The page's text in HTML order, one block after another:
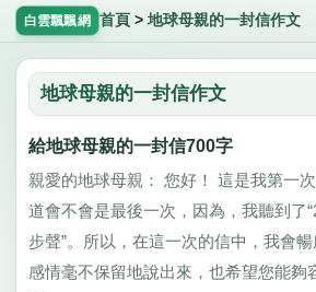
白雲飄飄網 首頁 > 地球母親的一封信作文
地球母親的一封信作文
給地球母親的一封信700字
親愛的地球母親： 您好！ 這是我第一
道會不會是最後一次，因為，我聽到了
步聲”。所以，在這一次的信中，我會
感情毫不保留地說出來，也希望您能夠